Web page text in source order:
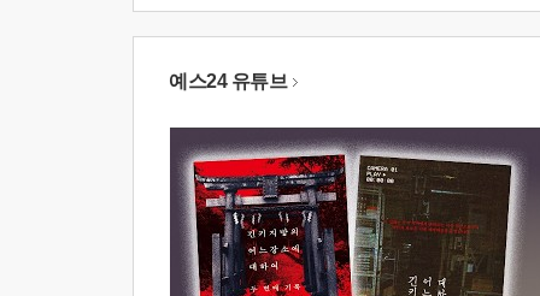
예스24 유튜브